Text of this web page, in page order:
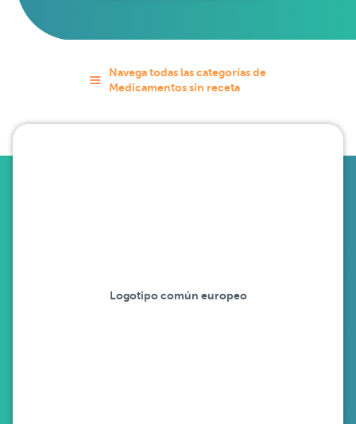
Navega todas las categorías de
Medicamentos sin receta
Logotipo común europeo